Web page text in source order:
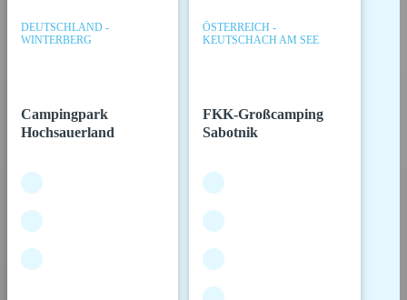
DEUTSCHLAND -
WINTERBERG
Campingpark
Hochsauerland
ÖSTERREICH -
KEUTSCHACH AM SEE
FKK-Großcamping
Sabotnik